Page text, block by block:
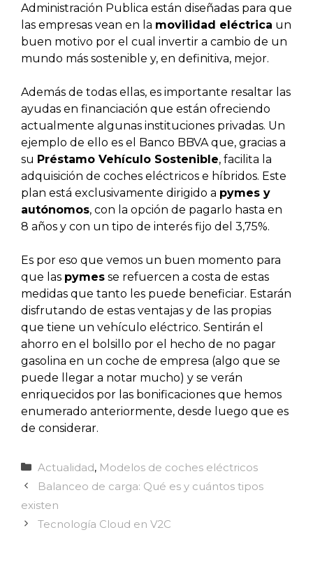
Administración Publica están diseñadas para que
las empresas vean en la movilidad eléctrica un
buen motivo por el cual invertir a cambio de un
mundo más sostenible y, en definitiva, mejor.
Además de todas ellas, es importante resaltar las
ayudas en financiación que están ofreciendo
actualmente algunas instituciones privadas. Un
ejemplo de ello es el Banco BBVA que, gracias a
su Préstamo Vehículo Sostenible, facilita la
adquisición de coches eléctricos e híbridos. Este
plan está exclusivamente dirigido a pymes y
autónomos, con la opción de pagarlo hasta en
8 años y con un tipo de interés fijo del 3,75%.
Es por eso que vemos un buen momento para
que las pymes se refuercen a costa de estas
medidas que tanto les puede beneficiar. Estarán
disfrutando de estas ventajas y de las propias
que tiene un vehículo eléctrico. Sentirán el
ahorro en el bolsillo por el hecho de no pagar
gasolina en un coche de empresa (algo que se
puede llegar a notar mucho) y se verán
enriquecidos por las bonificaciones que hemos
enumerado anteriormente, desde luego que es
de considerar.
Categorías
Actualidad, Modelos de coches eléctricos
Balanceo de carga: Qué es y cuántos tipos
existen
Tecnología Cloud en V2C